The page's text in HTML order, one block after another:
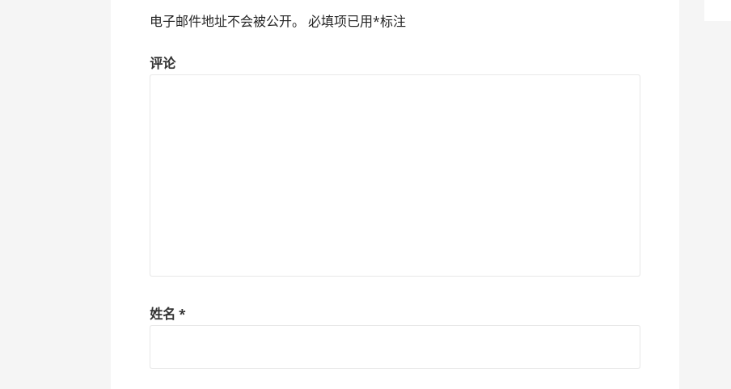
电子邮件地址不会被公开。 必填项已用*标注
评论
姓名*